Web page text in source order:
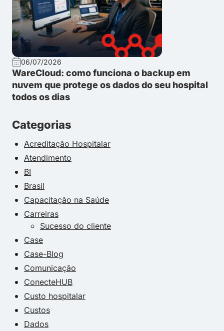
06/07/2026
WareCloud: como funciona o backup em
nuvem que protege os dados do seu hospital
todos os dias
Categorias
Acreditação Hospitalar
Atendimento
BI
Brasil
Capacitação na Saúde
Carreiras
Sucesso do cliente
Case
Case-Blog
Comunicação
ConecteHUB
Custo hospitalar
Custos
Dados